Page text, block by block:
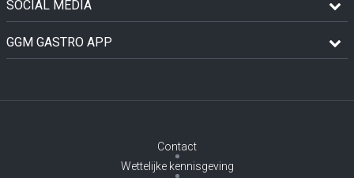
SOCIAL MEDIA
GGM GASTRO APP
Contact
Wettelijke kennisgeving